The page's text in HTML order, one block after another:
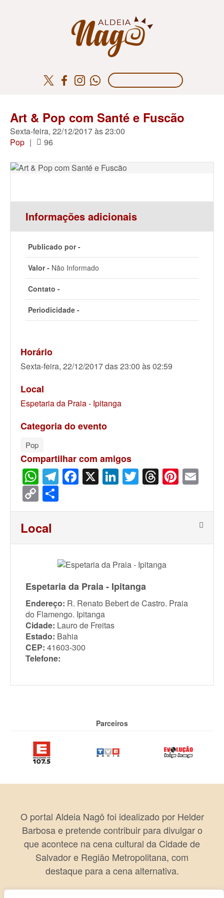
Art & Pop com Santé e Fuscão
Sexta-feira, 22/12/2017 às 23:00
Pop | 96
Informações adicionais
Publicado por -
Valor - Não Informado
Contato -
Periodicidade -
Horário
Sexta-feira, 22/12/2017 das 23:00 às 02:59
Local
Espetaria da Praia - Ipitanga
Categoria do evento
Pop
Compartilhar com amigos
WhatsApp
Telegram
Facebook
X LinkedIn
Twitter
Threads
Copy
Link
Local
Espetaria da Praia - Ipitanga
Endereço: R. Renato Bebert de Castro. Praia
do Flamengo. Ipitanga
Cidade: Lauro de Freitas
Estado: Bahia
CEP: 41603-300
Telefone:
Parceiros
O portal Aldeia Nagô foi idealizado por Helder
Barbosa e pretende contribuir para divulgar o
que acontece na cena cultural da Cidade de
Salvador e Região Metropolitana, com
destaque para a cena alternativa.